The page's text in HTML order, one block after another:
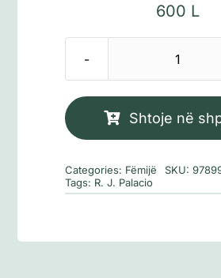
600 L
Sasi
i
Shtoje në
Categories: Fëmijë SKU:
Tags: R. J. Palacio